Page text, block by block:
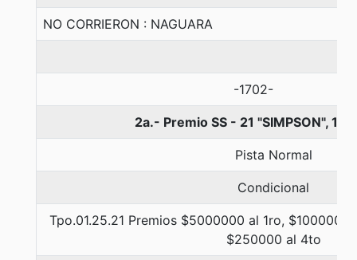
NO CORRIERON : NAGUARA
-1702-
2a.- Premio SS - 21 "SIMPSON",
Pista Normal
Condicional
Tpo.01.25.21 Premios $5000000 al 1ro,
$250000 al 4to